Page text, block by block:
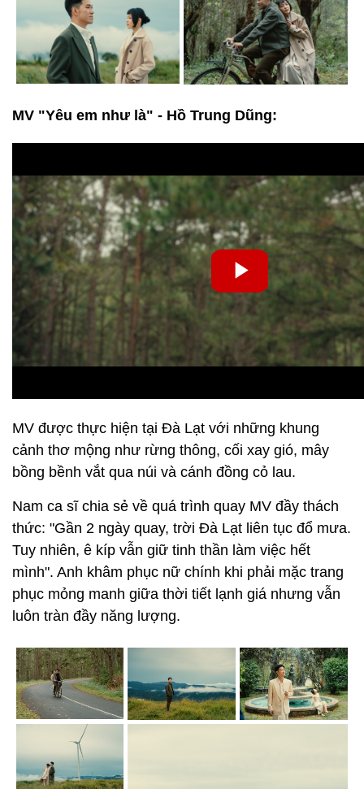
MV "Yêu em như là" - Hồ Trung Dũng:
MV được thực hiện tại Đà Lạt với những khung
cảnh thơ mộng như rừng thông, cối xay gió, mây
bồng bềnh vắt qua núi và cánh đồng cỏ lau.
Nam ca sĩ chia sẻ về quá trình quay MV đầy thách
thức: "Gần 2 ngày quay, trời Đà Lạt liên tục đổ mưa.
Tuy nhiên, ê kíp vẫn giữ tinh thần làm việc hết
mình". Anh khâm phục nữ chính khi phải mặc trang
phục mỏng manh giữa thời tiết lạnh giá nhưng vẫn
luôn tràn đầy năng lượng.